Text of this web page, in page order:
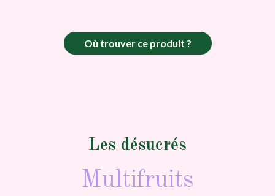
Où trouver ce produit ?
Les désucrés
Multifruits